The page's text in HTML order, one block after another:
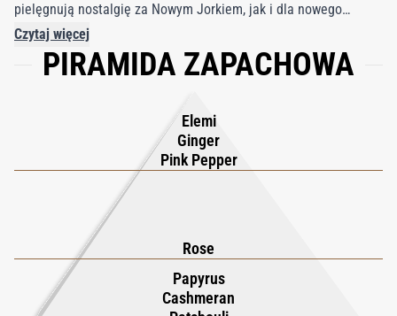
pielęgnują nostalgię za Nowym Jorkiem, jak i dla nowego
pokolenia gotowego tworzyć własne historie. My New York
otwiera się eksplozją pikantnego imbiru, różowego pieprzu i
róży i esencji różanej wnosi odrobinę elegancji i romantyzmu,
podczas gdy ziemiste nuty papirusu, kaszmeranu, drzewa
sandałowego i paczuli zapewniają głębię i wyrafinowanie. Ten
kuszący zapach pozostawia niezatarte wrażenie, idealny dla
tych, którzy chcą odważnie wyrazić swoje zdanie, gdziekolwiek
się znajdują.
Czytaj więcej
PIRAMIDA ZAPACHOWA
Elemi
Ginger
Pink Pepper
Rose
Papyrus
Cashmeran